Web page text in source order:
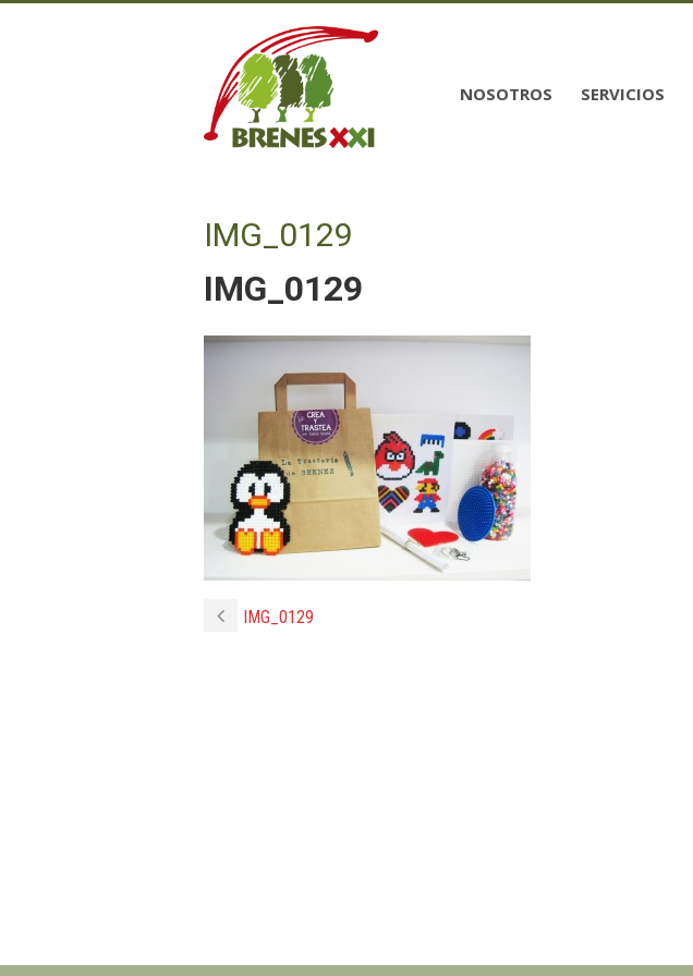
NOSOTROS SERVICIOS
IMG_0129
IMG_0129
IMG_0129